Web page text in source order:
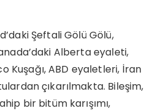
Şeftali Gölü Gölü,
Alberta eyaleti,
Kuşağı, ABD eyaletleri, İran
çıkarılmakta. Bileşim,
bir bitüm karışımı,